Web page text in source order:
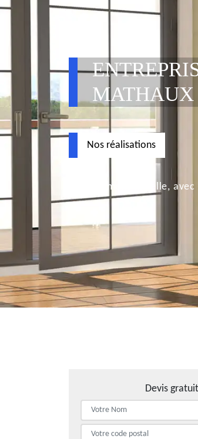
MATHAUX
Nos réalisations
Déplacement nacelle,
Devis gratuit